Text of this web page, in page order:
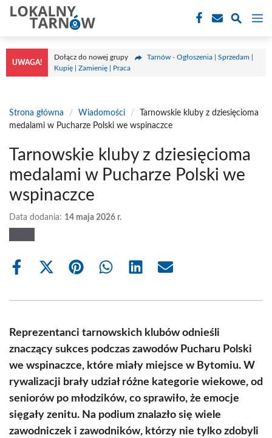
Przejdź
treści
UWAGA!
Dołącz do nowej grupy
Tarnów - Ogłoszenia | Sprzedam |
Kupię | Zamienię | Praca
Strona główna / Wiadomości /
Tarnowskie kluby z dziesięcioma
medalami w Pucharze Polski we wspinaczce
Tarnowskie kluby z dziesięcioma
medalami w Pucharze Polski we
wspinaczce
Data dodania: 14 maja 2026 r.
Share
Share
(Twitter)
Share Share Share Share
Reprezentanci tarnowskich klubów odnieśli
znaczący sukces podczas zawodów Pucharu Polski
we wspinaczce, które miały miejsce w Bytomiu. W
rywalizacji brały udział różne kategorie wiekowe, od
seniorów po młodzików, co sprawiło, że emocje
sięgały zenitu. Na podium znalazło się wiele
zawodniczek i zawodników, którzy nie tylko zdobyli